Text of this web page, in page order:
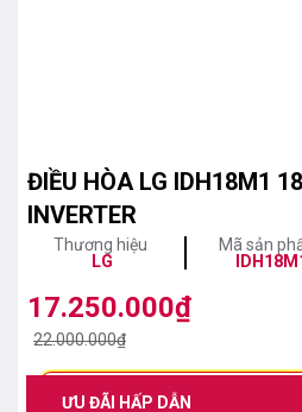
ĐIỀU HÒA LG IDH18M1
INVERTER
Thương hiệu
LG
Mã sản
22.000.000₫
Giá
gốc
22.000.000₫.
17.250.000₫
Giá
hiện
ƯU ĐÃI HẤP DẪN